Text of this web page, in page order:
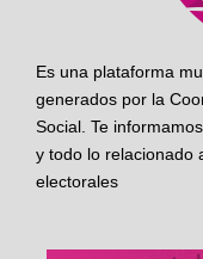
Es una plataforma
generados por la
Social. Te
y todo lo relacionado
electorales